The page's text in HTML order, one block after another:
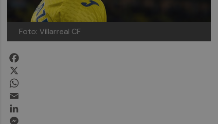
Foto: Villarreal CF